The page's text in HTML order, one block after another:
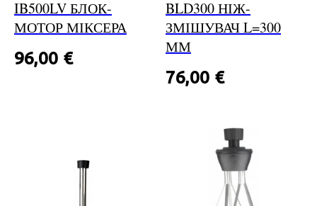
IB500LV БЛОК-
МОТОР МІКСЕРА
96,00 €
BLD300 НІЖ-
ЗМІШУВАЧ L=300
ММ
76,00 €